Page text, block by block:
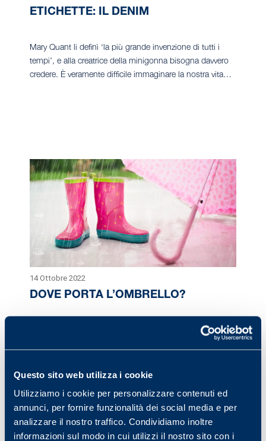
Questo sito web utilizza i cookie
Utilizziamo i cookie per personalizzare contenuti ed
annunci, per fornire funzionalità dei social media e per
analizzare il nostro traffico. Condividiamo inoltre
informazioni sul modo in cui utilizzi il nostro sito con i
ETICHETTE: IL DENIM
Mary Quant li definì ‘la più grande invenzione di tutti i
tempi’, e alla creatrice della minigonna bisogna davvero
credere. È veramente difficile immaginare la nostra vita…
14 Ottobre 2022
DOVE PORTA L’OMBRELLO?
1.Orsi, palline e la pioggia battente Mi chiamo Marina –